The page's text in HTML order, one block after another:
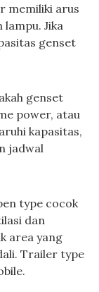
memiliki arus
Jika
genset
genset
power, atau
kapasitas,
jadwal
type cocok
dan
area yang
Trailer type